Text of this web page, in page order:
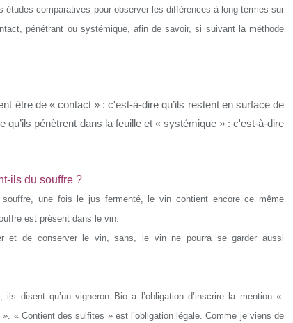
études comparatives pour observer les différences à long termes sur
pénétrant ou systémique, afin de savoir, si suivant la méthode
être de « contact » : c'est-à-dire qu’ils restent en surface de
qu’ils pénètrent dans la feuille et « systémique » : c'est-à-dire
ils du souffre ?
une fois le jus fermenté, le vin contient encore ce même
est présent dans le vin.
et de conserver le vin, sans, le vin ne pourra se garder aussi
disent qu’un vigneron Bio a l’obligation d’inscrire la mention «
« Contient des sulfites » est l’obligation légale. Comme je viens de